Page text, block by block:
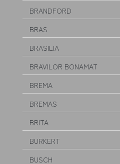
BRANDFORD
BRAS
BRASILIA
BRAVILOR BONAMAT
BREMA
BREMAS
BRITA
BURKERT
BUSCH